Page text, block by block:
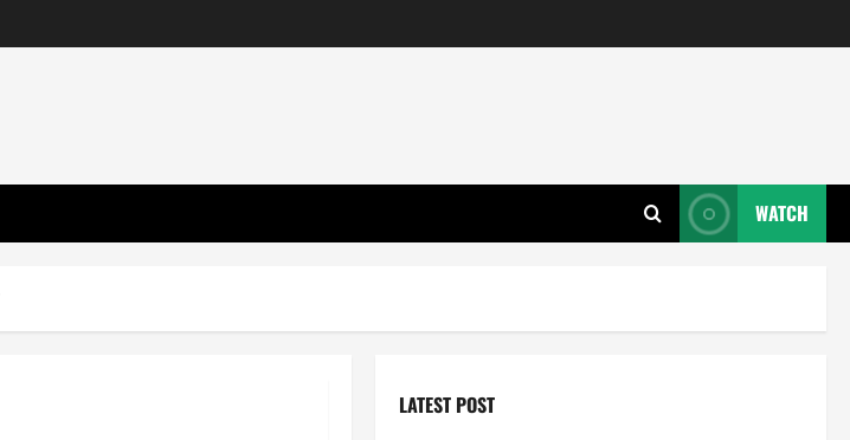
WATCH
LATEST POST